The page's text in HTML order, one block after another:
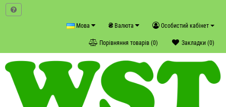
Особистий кабінет
₴ Валюта
Мова
Закладки (0)
Порівняння товарів (0)